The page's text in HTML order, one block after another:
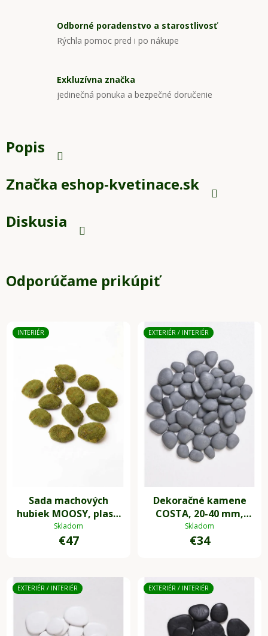
Odborné poradenstvo a starostlivosť
Rýchla pomoc pred i po nákupe
Exkluzívna značka
jedinečná ponuka a bezpečné doručenie
Popis
Značka eshop-kvetinace.sk
Diskusia
Odporúčame prikúpiť
INTERIÉR
Sada machových
hubiek MOOSY, plast,
zelená
Skladom
€47
EXTERIÉR / INTERIÉR
Dekoračné kamene
COSTA, 20-40 mm,
plast, sivá
Skladom
€34
EXTERIÉR / INTERIÉR EXTERIÉR / INTERIÉR